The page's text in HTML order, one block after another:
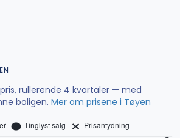
rullerende 4 kvartaler — med
boligen. Mer om prisene i Tøyen